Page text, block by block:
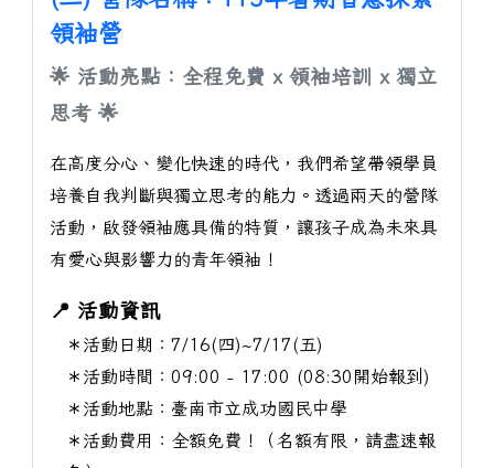
領袖營
🌟 活動亮點：全程免費 x 領袖培訓 x 獨立
思考 🌟
在高度分心、變化快速的時代，我們希望帶領學員
培養自我判斷與獨立思考的能力。透過兩天的營隊
活動，啟發領袖應具備的特質，讓孩子成為未來具
有愛心與影響力的青年領袖！
📍 活動資訊
＊活動日期：7/16(四)~7/17(五)
＊活動時間：09:00 - 17:00 (08:30開始報到)
＊活動地點：臺南市立成功國民中學
＊活動費用：全額免費！（名額有限，請盡速報